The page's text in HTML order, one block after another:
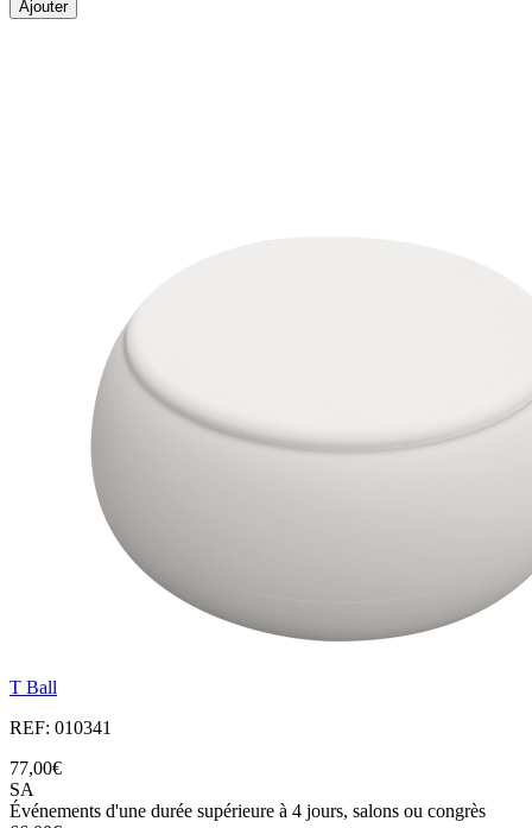
Ajouter
T Ball
REF: 010341
77,00€
SA
Événements d'une durée supérieure à 4 jours, salons ou congrès